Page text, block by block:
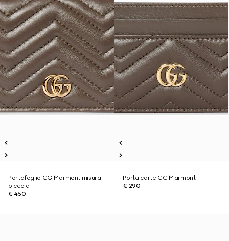
Portafoglio GG Marmont misura
piccola
€ 450
Porta carte GG Marmont
€ 290